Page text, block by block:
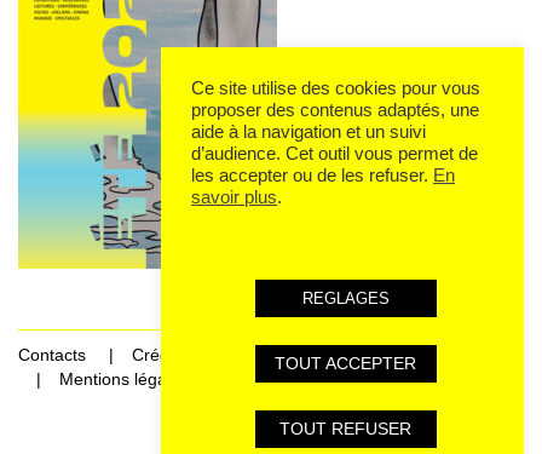
Contacts
Crédits
Mentions légales et données personnelles
Ce site utilise des cookies pour vous
proposer des contenus adaptés, une
aide à la navigation et un suivi
d’audience. Cet outil vous permet de
les accepter ou de les refuser. En
savoir plus.
REGLAGES
TOUT ACCEPTER
TOUT REFUSER